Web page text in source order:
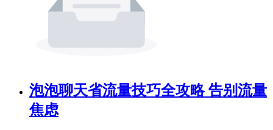
泡泡聊天省流量技巧全攻略 告别流量
焦虑